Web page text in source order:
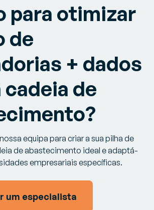
para otimizar
de
+ dados
cadeia de
equipa para criar a sua pilha de
de abastecimento ideal e adaptá-
empresariais específicas.
um especialista